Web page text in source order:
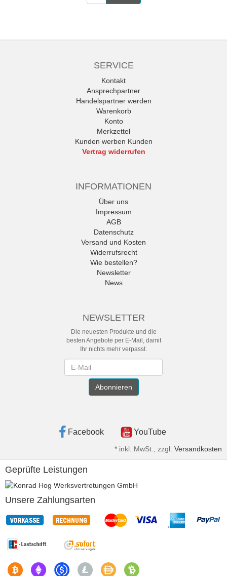
SERVICE
Kontakt
Ansprechpartner
Handelspartner werden
Warenkorb
Konto
Merkzettel
Kunden werben Kunden
Vertrag widerrufen
INFORMATIONEN
Über uns
Impressum
AGB
Datenschutz
Versand und Kosten
Widerrufsrecht
Wie bestellen?
Newsletter
News
NEWSLETTER
Die neuesten Produkte und die
besten Angebote per E-Mail, damit
Ihr nichts mehr verpasst.
Abonnieren
Facebook YouTube
* inkl. MwSt., zzgl. Versandkosten
Geprüfte Leistungen
Unsere Zahlungsarten